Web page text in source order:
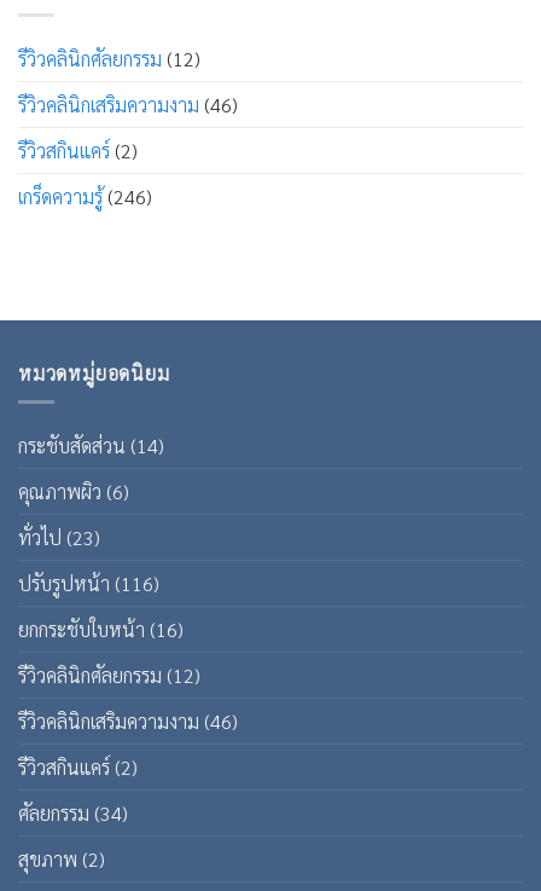
รีวิวคลินิกศัลยกรรม (12)
รีวิวคลินิกเสริมความงาม (46)
รีวิวสกินแคร์ (2)
เกร็ดความรู้(246)
หมวดหมู่ยอดนิยม
กระชับสัดส่วน (14)
คุณภาพผิว (6)
ทั่วไป (23)
ปรับรูปหน้า (116)
ยกกระชับใบหน้า (16)
รีวิวคลินิกศัลยกรรม (12)
รีวิวคลินิกเสริมความงาม (46)
รีวิวสกินแคร์ (2)
ศัลยกรรม (34)
สุขภาพ (2)